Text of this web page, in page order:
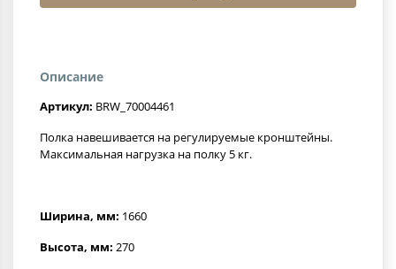
Описание
Артикул: BRW_70004461
Полка навешивается на регулируемые кронштейны.
Максимальная нагрузка на полку 5 кг.
Ширина, мм: 1660
Высота, мм: 270